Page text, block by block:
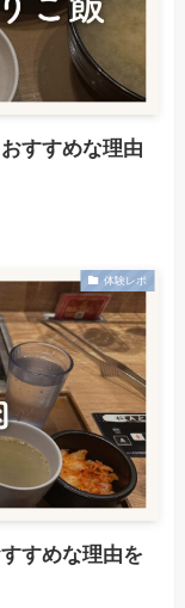
すすめな理由
体験レポ
すめな理由を